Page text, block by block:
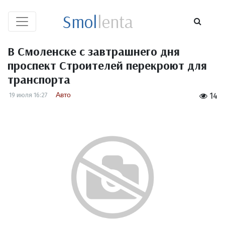
Smollenta
В Смоленске с завтрашнего дня
проспект Строителей перекроют для
транспорта
14
19 июля 16:27 Авто